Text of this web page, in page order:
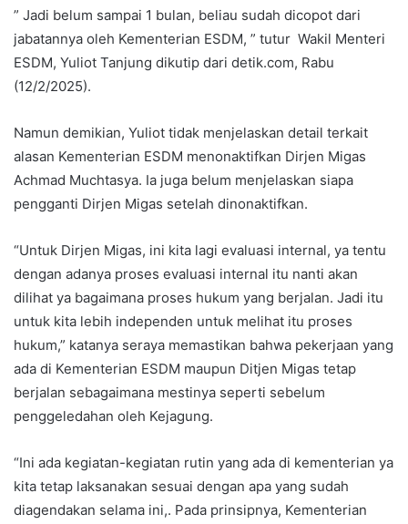
” Jadi belum sampai 1 bulan, beliau sudah dicopot dari
jabatannya oleh Kementerian ESDM, ” tutur Wakil Menteri
ESDM, Yuliot Tanjung dikutip dari detik.com, Rabu
(12/2/2025).
Namun demikian, Yuliot tidak menjelaskan detail terkait
alasan Kementerian ESDM menonaktifkan Dirjen Migas
Achmad Muchtasya. Ia juga belum menjelaskan siapa
pengganti Dirjen Migas setelah dinonaktifkan.
“Untuk Dirjen Migas, ini kita lagi evaluasi internal, ya tentu
dengan adanya proses evaluasi internal itu nanti akan
dilihat ya bagaimana proses hukum yang berjalan. Jadi itu
untuk kita lebih independen untuk melihat itu proses
hukum,” katanya seraya memastikan bahwa pekerjaan yang
ada di Kementerian ESDM maupun Ditjen Migas tetap
berjalan sebagaimana mestinya seperti sebelum
penggeledahan oleh Kejagung.
“Ini ada kegiatan-kegiatan rutin yang ada di kementerian ya
kita tetap laksanakan sesuai dengan apa yang sudah
diagendakan selama ini,. Pada prinsipnya, Kementerian